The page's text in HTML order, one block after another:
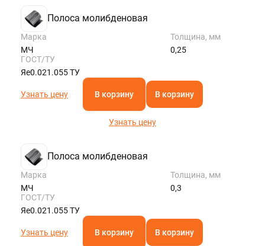
Полоса молибденовая
Марка
МЧ
Толщина, мм
0,25
ГОСТ/ТУ
Яе0.021.055 ТУ
Узнать цену В корзину В корзину
Узнать цену
Полоса молибденовая
Марка
МЧ
Толщина, мм
0,3
ГОСТ/ТУ
Яе0.021.055 ТУ
Узнать цену В корзину В корзину